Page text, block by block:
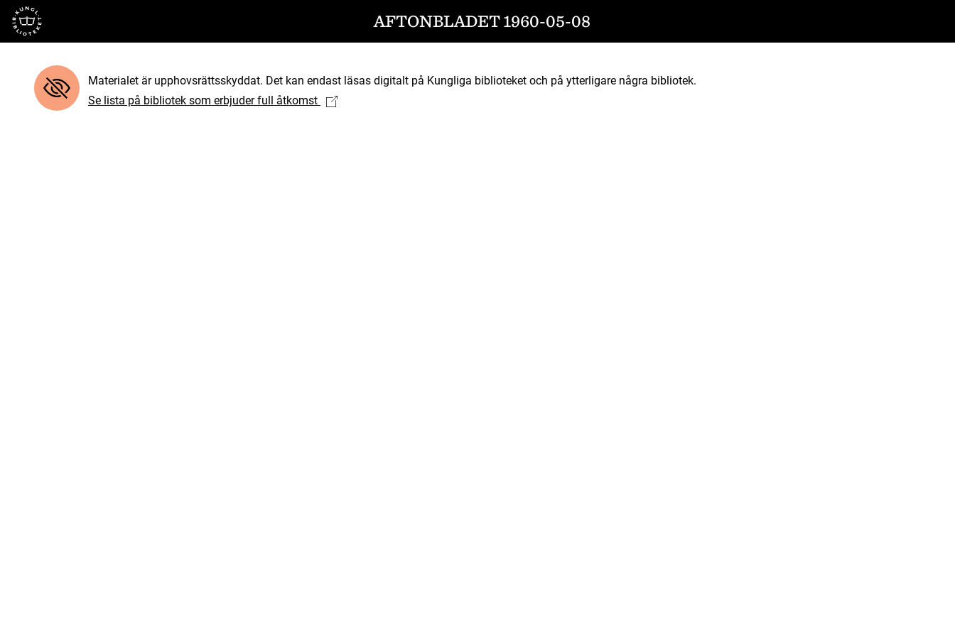
Till startsidan AFTONBLADET 1960-05-08
Materialet är upphovsrättsskyddat. Det kan endast läsas digitalt på Kungliga biblioteket och på ytterligare några bibliotek.
Se lista på bibliotek som erbjuder full åtkomst